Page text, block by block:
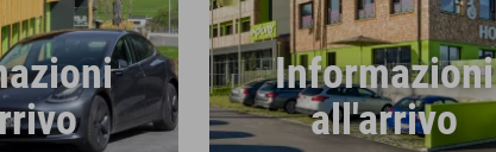
Informazioni
all'arrivo